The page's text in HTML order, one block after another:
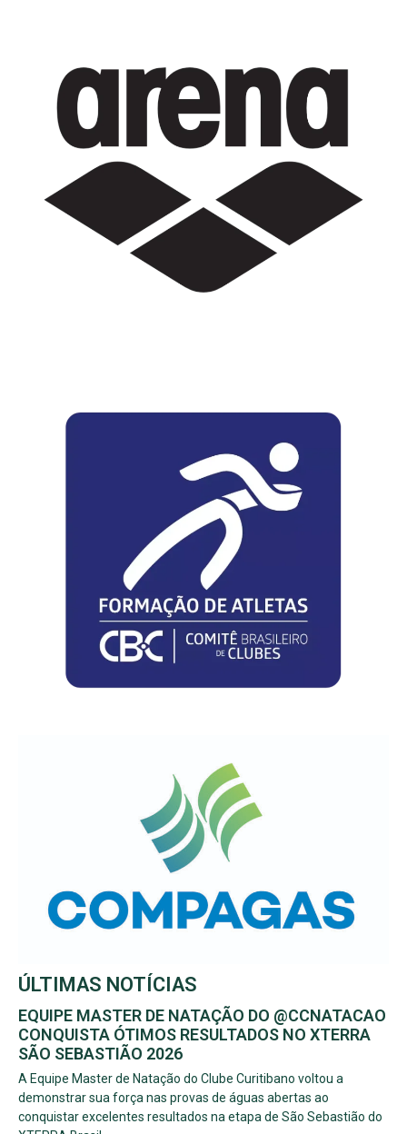
ÚLTIMAS NOTÍCIAS
EQUIPE MASTER DE NATAÇÃO DO @CCNATACAO
CONQUISTA ÓTIMOS RESULTADOS NO XTERRA
SÃO SEBASTIÃO 2026
A Equipe Master de Natação do Clube Curitibano voltou a
demonstrar sua força nas provas de águas abertas ao
conquistar excelentes resultados na etapa de São Sebastião do